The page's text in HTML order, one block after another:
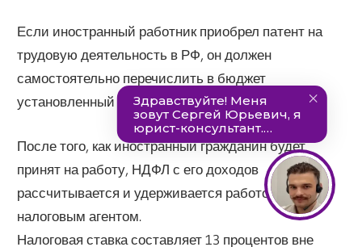
Если иностранный работник приобрел патент на
трудовую деятельность в РФ, он должен
самостоятельно перечислить в бюджет
установленный авансовый платеж по НДФЛ.
После того, как иностранный гражданин будет
принят на работу, НДФЛ с его доходов
рассчитывается и удерживается работодателем –
налоговым агентом.
Налоговая ставка составляет 13 процентов вне